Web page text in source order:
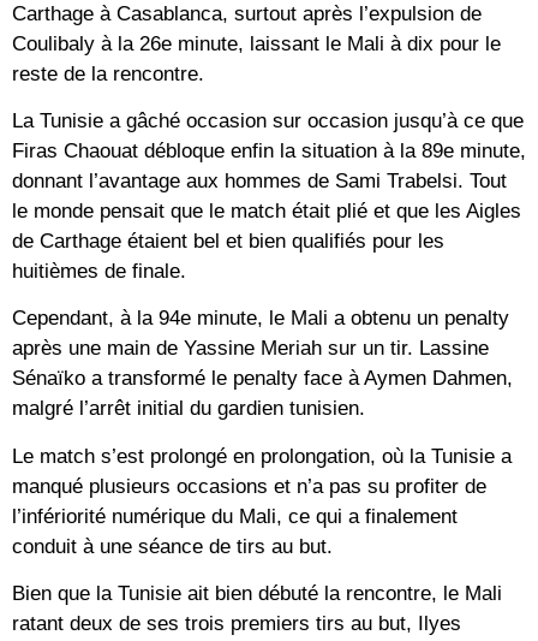
Carthage à Casablanca, surtout après l’expulsion de
Coulibaly à la 26e minute, laissant le Mali à dix pour le
reste de la rencontre.
La Tunisie a gâché occasion sur occasion jusqu’à ce que
Firas Chaouat débloque enfin la situation à la 89e minute,
donnant l’avantage aux hommes de Sami Trabelsi. Tout
le monde pensait que le match était plié et que les Aigles
de Carthage étaient bel et bien qualifiés pour les
huitièmes de finale.
Cependant, à la 94e minute, le Mali a obtenu un penalty
après une main de Yassine Meriah sur un tir. Lassine
Sénaïko a transformé le penalty face à Aymen Dahmen,
malgré l’arrêt initial du gardien tunisien.
Le match s’est prolongé en prolongation, où la Tunisie a
manqué plusieurs occasions et n’a pas su profiter de
l’infériorité numérique du Mali, ce qui a finalement
conduit à une séance de tirs au but.
Bien que la Tunisie ait bien débuté la rencontre, le Mali
ratant deux de ses trois premiers tirs au but, Ilyes